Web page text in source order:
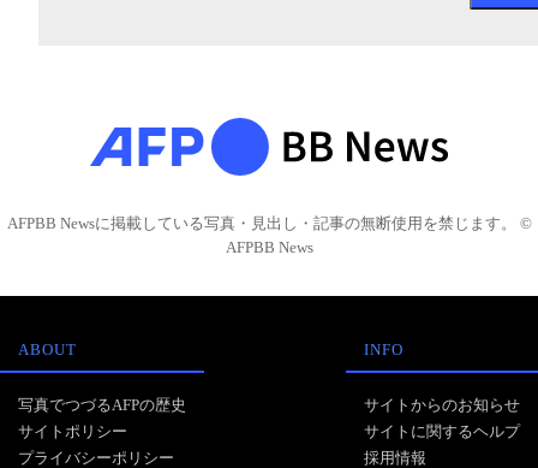
AFPBB Newsに掲載している写真・見出し・記事の無断使用を禁じます。 ©
AFPBB News
ABOUT
写真でつづるAFPの歴史
サイトポリシー
プライバシーポリシー
INFO
サイトからのお知らせ
サイトに関するヘルプ
採用情報